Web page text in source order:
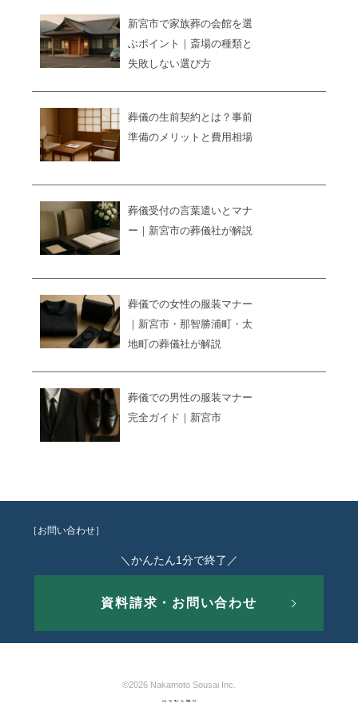
新宮市で家族葬の会館を選
ぶポイント｜斎場の種類と
失敗しない選び方
葬儀の生前契約とは？事前
準備のメリットと費用相場
葬儀受付の言葉遣いとマナ
ー｜新宮市の葬儀社が解説
葬儀での女性の服装マナー
｜新宮市・那智勝浦町・太
地町の葬儀社が解説
葬儀での男性の服装マナー
完全ガイド｜新宮市
［お問い合わせ］
＼かんたん1分で終了／
資料請求・お問い合わせ
©2026 Nakamoto Sousai Inc.